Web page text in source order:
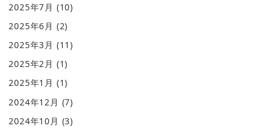
2025年7月 (10)
2025年6月 (2)
2025年3月 (11)
2025年2月 (1)
2025年1月 (1)
2024年12月 (7)
2024年10月 (3)